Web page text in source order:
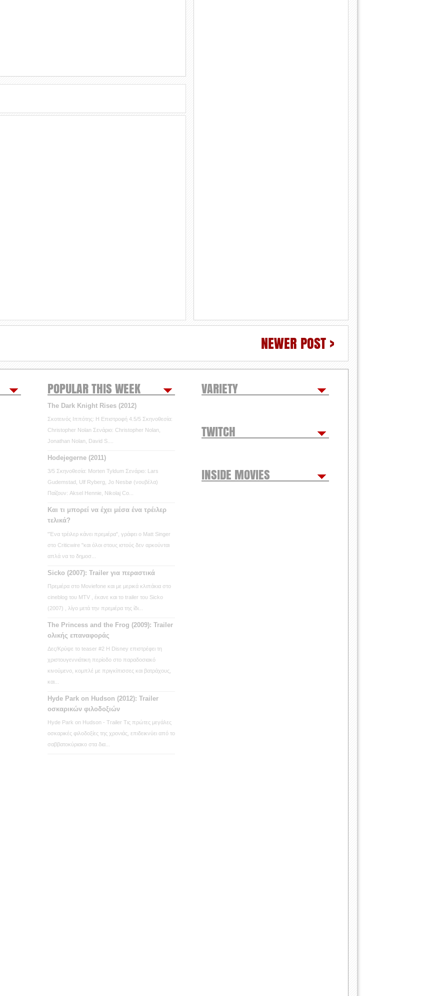
NEWER POST >
POPULAR THIS WEEK
The Dark Knight Rises (2012)
Σκοτεινός Ιππότης: Η Επιστροφή 4.5/5 Σκηνοθεσία:
Christopher Nolan Σενάριο: Christopher Nolan,
Jonathan Nolan, David S....
Hodejegerne (2011)
3/5 Σκηνοθεσία: Morten Tyldum Σενάριο: Lars
Gudemstad, Ulf Ryberg, Jo Nesbø (νουβέλα)
Παίζουν: Aksel Hennie, Nikolaj Co...
Και τι μπορεί να έχει μέσα ένα τρέιλερ
τελικά?
"Ένα τρέιλερ κάνει πρεμιέρα", γράφει ο Matt Singer
στο Criticwire "και όλοι στους ιστούς δεν αρκούνται
απλά να το δημοσ...
Sicko (2007): Trailer για περαστικά
Πρεμιέρα στο Moviefone και με μερικά κλιπάκια στο
cineblog του MTV , έκανε και το trailer του Sicko
(2007) , λίγο μετά την πρεμιέρα της ίδι...
The Princess and the Frog (2009): Trailer
ολικής επαναφοράς
Δες/Κρύψε το teaser #2 Η Disney επιστρέφει τη
χριστουγεννιάτικη περίοδο στο παραδοσιακό
κινούμενο, κομπλέ με πριγκίπισσες και βατράχους,
και...
Hyde Park on Hudson (2012): Trailer
οσκαρικών φιλοδοξιών
Hyde Park on Hudson - Trailer Τις πρώτες μεγάλες
οσκαρικές φιλοδοξίες της χρονιάς, επιδεικνύει από το
σαββατοκύριακο στα δια...
VARIETY
TWITCH
INSIDE MOVIES